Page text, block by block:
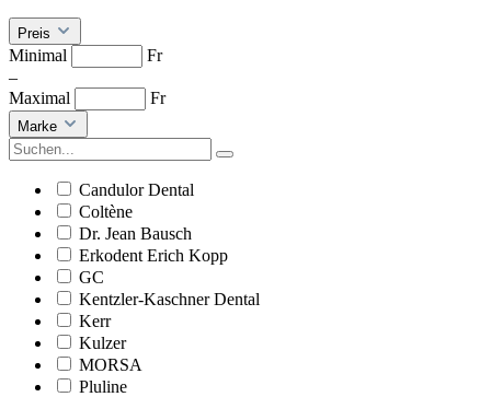
Preis
Minimal
Fr
–
Maximal
Fr
Marke
Candulor Dental
Coltène
Dr. Jean Bausch
Erkodent Erich Kopp
GC
Kentzler-Kaschner Dental
Kerr
Kulzer
MORSA
Pluline